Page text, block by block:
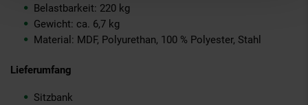
Belastbarkeit: 220 kg
Gewicht: ca. 6,7 kg
Material: MDF, Polyurethan, 100 % Polyester, Stahl
Lieferumfang
Sitzbank